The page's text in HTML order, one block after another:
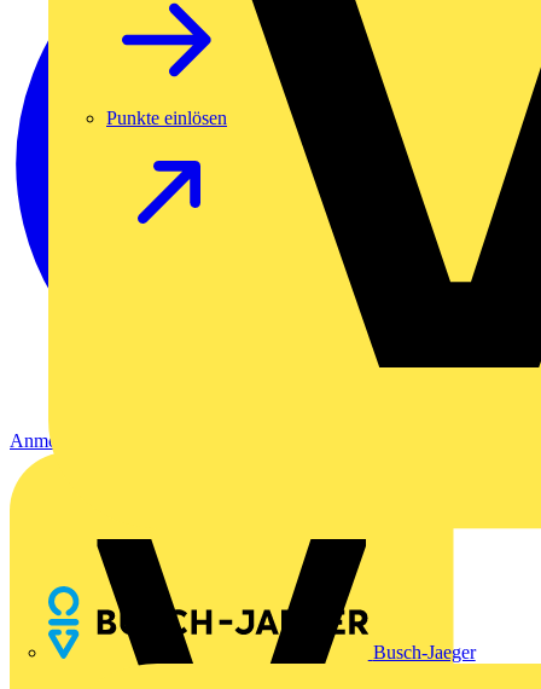
Busch-Jaeger
Punkte einlösen
Anmelden